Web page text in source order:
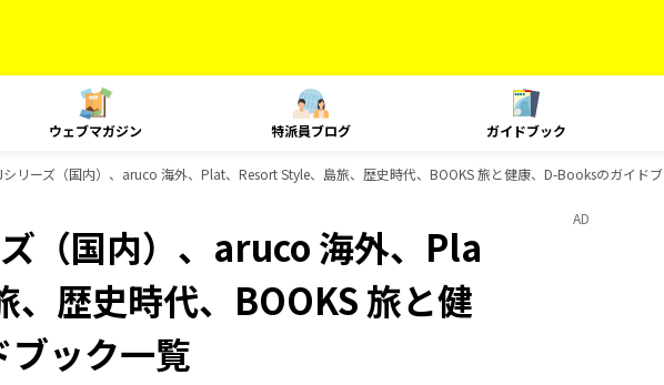
ウェブマガジン 特派員ブログ ガイドブック
リーズ（国内）、aruco 海外、Plat、Resort Style、島旅、歴史時代、BOOKS 旅と健康、D-Booksのガイド
（国内）、aruco 海外、Pla
歴史時代、BOOKS 旅と健
ック一覧
AD